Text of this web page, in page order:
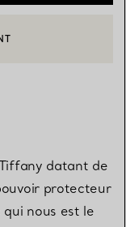
PRENDRE RENDEZ-
datant de
protecteur
qui nous est le